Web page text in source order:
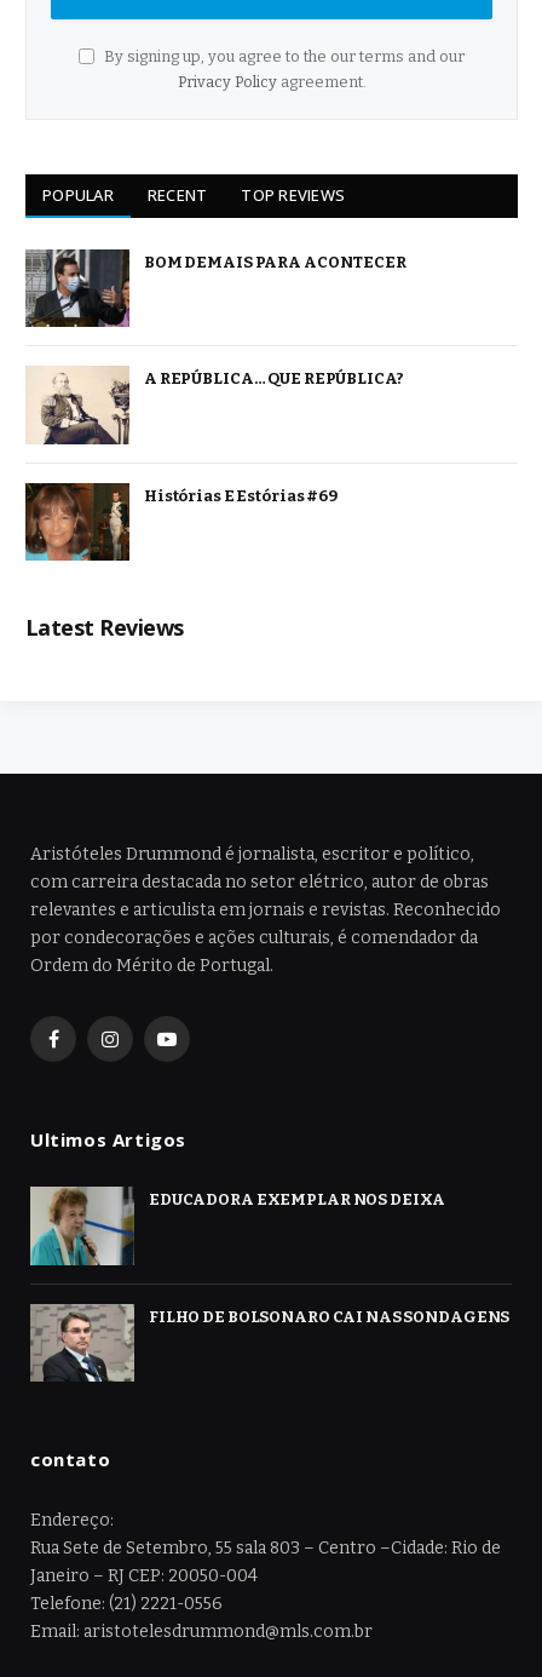
By signing up, you agree to the our terms and our
Privacy Policyagreement.
POPULAR RECENT TOP REVIEWS
BOM DEMAIS PARA ACONTECER
A REPÚBLICA… QUE REPÚBLICA?
Histórias E Estórias #69
Latest Reviews
Aristóteles Drummond é jornalista, escritor e político,
com carreira destacada no setor elétrico, autor de obras
relevantes e articulista em jornais e revistas. Reconhecido
por condecorações e ações culturais, é comendador da
Ordem do Mérito de Portugal.
FacebookInstagramYouTube
Ultimos Artigos
EDUCADORA EXEMPLAR NOS DEIXA
FILHO DE BOLSONARO CAI NAS SONDAGENS
contato
Endereço:
Rua Sete de Setembro, 55 sala 803 – Centro –Cidade: Rio de
Janeiro – RJ CEP: 20050-004
Telefone: (21) 2221-0556
Email: aristotelesdrummond@mls.com.br